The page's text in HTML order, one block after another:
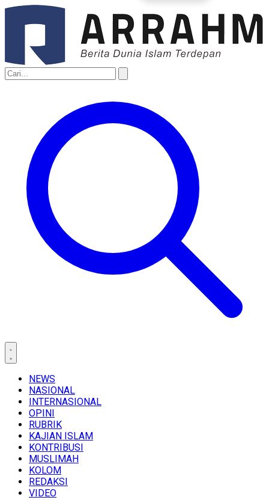
NEWS
NASIONAL
INTERNASIONAL
OPINI
RUBRIK
KAJIAN ISLAM
KONTRIBUSI
MUSLIMAH
KOLOM
REDAKSI
VIDEO